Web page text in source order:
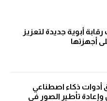
أبوية جديدة لتعزيز
أجهزتها
ذكاء اصطناعي
تأطير الصور في